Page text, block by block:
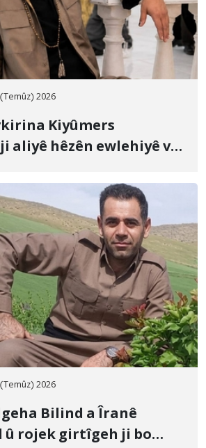
2026
Kiyûmers
aliyê hêzên ewlehiyê ve
2026
Bilind a Îranê
û rojek girtîgeh ji bo